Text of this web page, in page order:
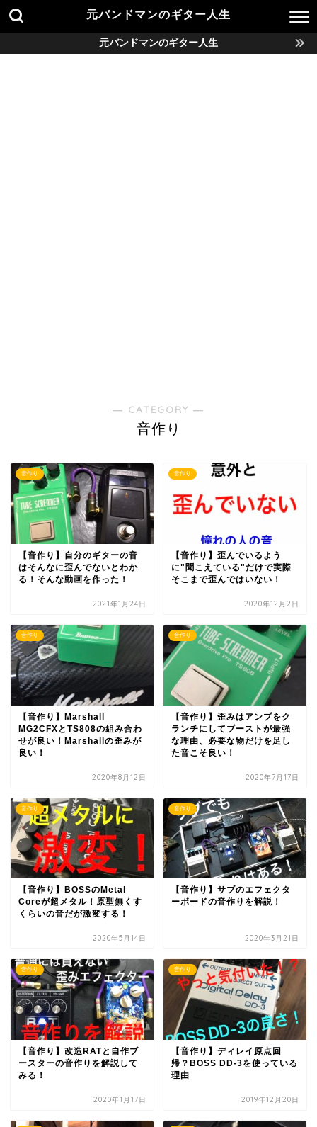
元バンドマンのギター人生
元バンドマンのギター人生
― CATEGORY ―
音作り
音作り
【音作り】自分のギターの音
はそんなに歪んでないとわか
る！そんな動画を作った！
2021年1月24日
音作り
【音作り】歪んでいるよう
に"聞こえている"だけで実際
そこまで歪んではいない！
2020年12月2日
音作り
【音作り】Marshall
MG2CFXとTS808の組み合わ
せが良い！Marshallの歪みが
良い！
2020年8月12日
音作り
【音作り】歪みはアンプをク
ランチにしてブーストが最強
な理由、必要な物だけを足し
た音こそ良い！
2020年7月17日
音作り
【音作り】BOSSのMetal
Coreが超メタル！原型無くす
くらいの音だが激変する！
2020年5月14日
音作り
【音作り】サブのエフェクタ
ーボードの音作りを解説！
2020年3月21日
音作り
【音作り】改造RATと自作ブ
ースターの音作りを解説して
みる！
2020年1月17日
音作り
【音作り】ディレイ原点回
帰？BOSS DD-3を使っている
理由
2019年12月20日